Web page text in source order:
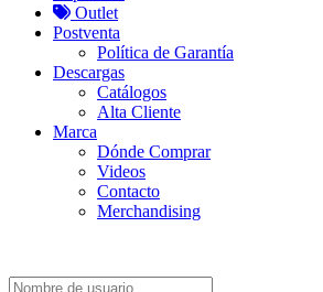
Outlet
Postventa
Política de Garantía
Descargas
Catálogos
Alta Cliente
Marca
Dónde Comprar
Videos
Contacto
Merchandising